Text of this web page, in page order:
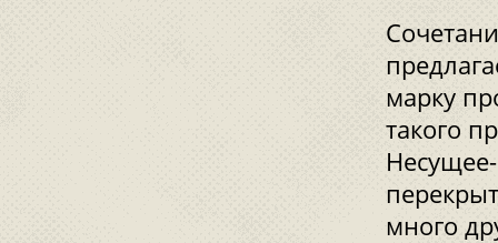
марку
такого
много